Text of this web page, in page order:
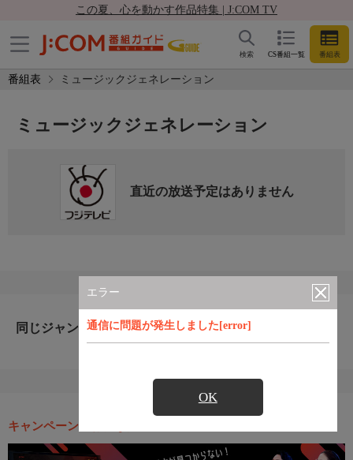
この夏、心を動かす作品特集 | J:COM TV
CS番組一覧 番組表
検索
番組表 ミュージックジェネレーション
エラー
通信に問題が発生しました[error]
OK
ミュージックジェネレーション
直近の放送予定はありません
同じジャンルのおすすめ番組
キャンペーン・お得な情報